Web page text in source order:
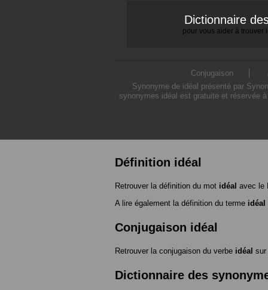
Dictionnaire
pour vous aider à trouver
Conjugaison
Synonyme de idéal présenté par
synonymes idéal est gratuite et réservée
Définition idéal
Retrouver la définition du mot idéal avec le
A lire également la définition du terme idéal
Conjugaison idéal
Retrouver la conjugaison du verbe idéal sur
Dictionnaire des